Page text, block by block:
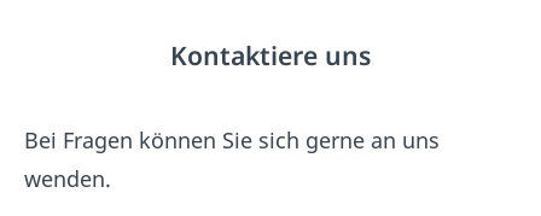
Kontaktiere uns
Bei Fragen können Sie sich gerne an uns
wenden.